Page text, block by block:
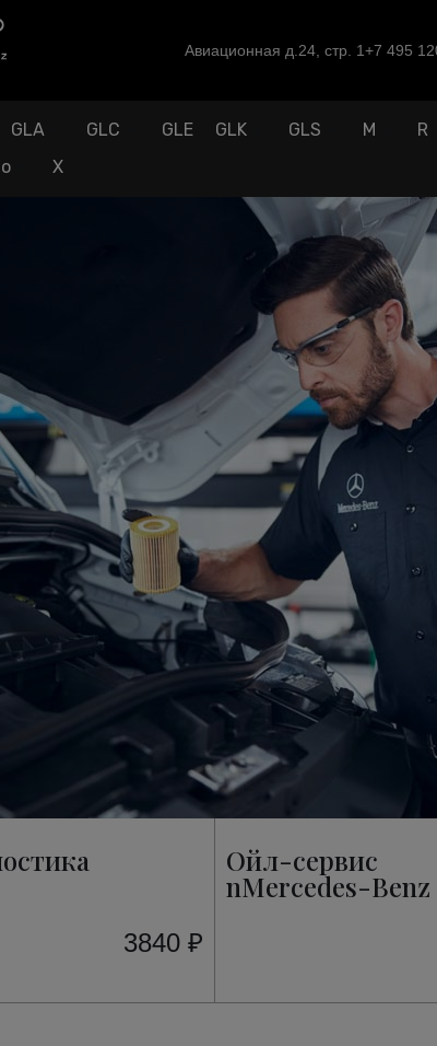
Авиационная д.24, стр. 1+7 495
GLA GLC GLE GLK GLS M R
X
3840 ₽
Ойл-сервис
nMercedes-Benz